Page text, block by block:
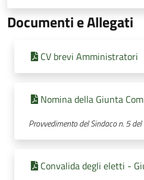
Documenti e Allegati
CV brevi Amministratori
Nomina della Giunta
Provvedimento del Sindaco n. 5
Convalida degli eletti -